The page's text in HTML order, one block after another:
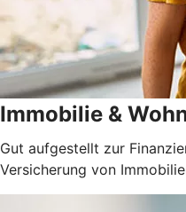
Immobilie &
Gut aufgestellt zur
Versicherung von